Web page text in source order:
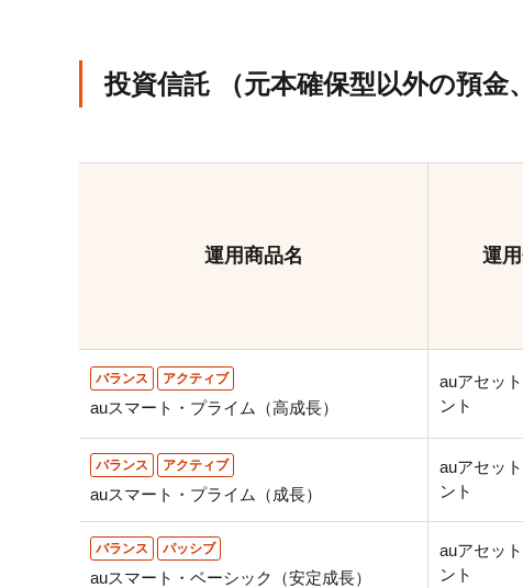
投資信託 （元本確保型以外の預
運用商品名 運
バランス アクティブ
auスマート・プライム（高成⾧）
auアセッ
ント
バランス アクティブ
auスマート・プライム（成⾧）
auアセッ
ント
バランス パッシブ
auスマート・ベーシック（安定成⾧）
auアセッ
ント